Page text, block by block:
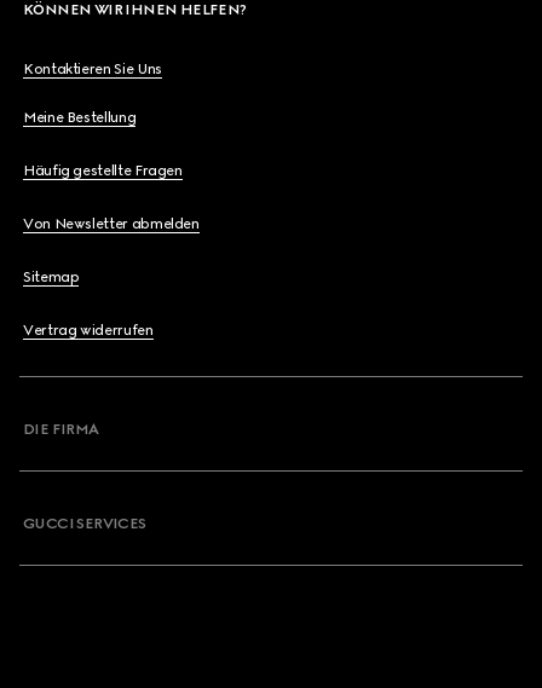
KÖNNEN WIR IHNEN HELFEN?
Kontaktieren Sie Uns
Meine Bestellung
Häufig gestellte Fragen
Von Newsletter abmelden
Sitemap
Vertrag widerrufen
DIE FIRMA
GUCCI SERVICES